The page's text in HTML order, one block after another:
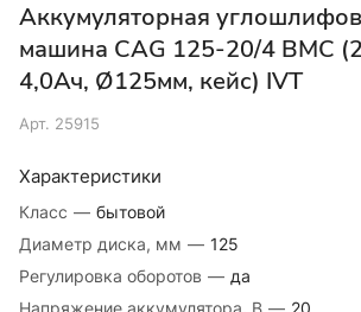
Аккумуляторная
машина CAG 125-20/4 BMC
4,0Ач, Ø125мм, кейс) IVT
Арт. 25915
Характеристики
Класс — бытовой
Диаметр диска, мм — 125
Регулировка оборотов — да